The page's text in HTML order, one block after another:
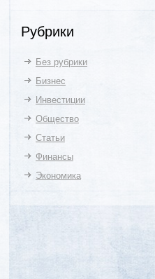
Рубрики
Без рубрики
Бизнес
Инвестиции
Общество
Статьи
Финансы
Экономика